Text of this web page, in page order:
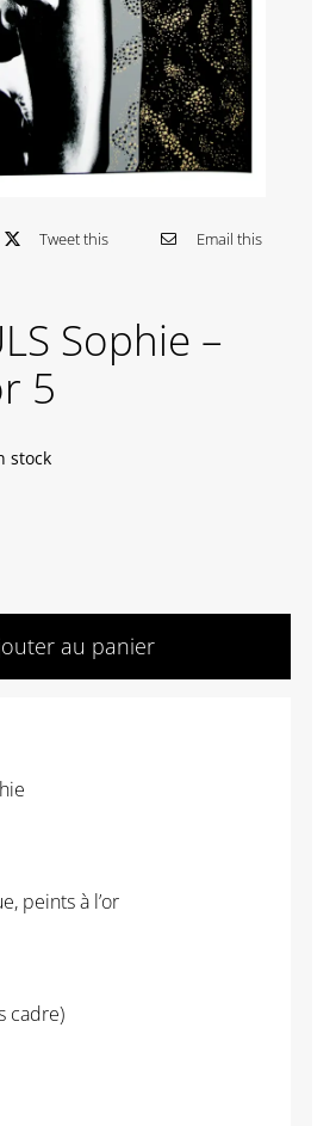
Tweet this Email this
Sophie –
5
stock
de
au panier
peints à l’or
cadre)